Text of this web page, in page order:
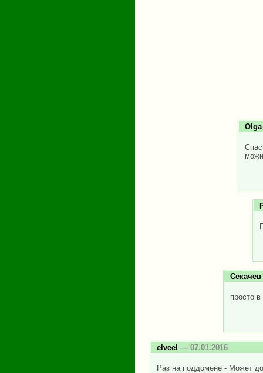
Olga
просто
elveel — 07.01.2016
Раз на поддомене - Может